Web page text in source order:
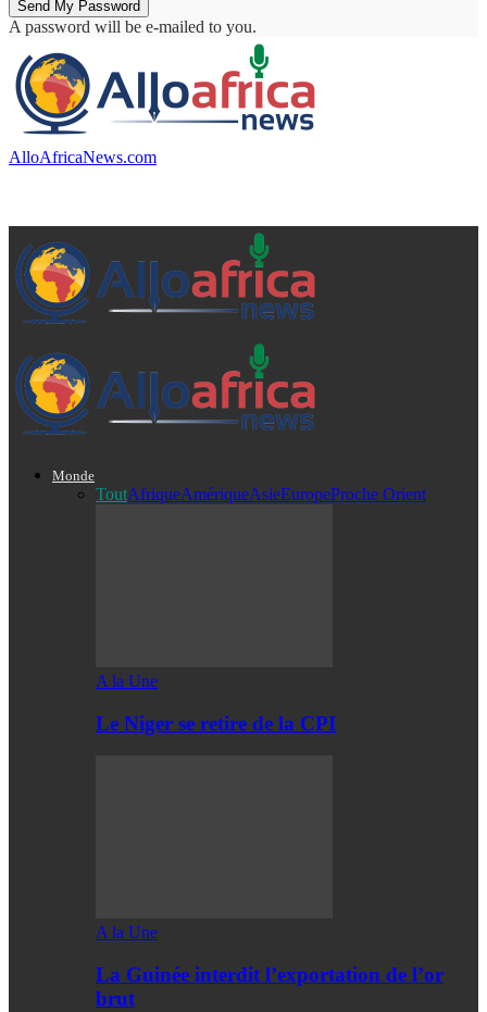
A password will be e-mailed to you.
AlloAfricaNews.com
Monde
ToutAfriqueAmériqueAsieEuropeProche Orient
A la Une
Le Niger se retire de la CPI
A la Une
La Guinée interdit l’exportation de l’or
brut